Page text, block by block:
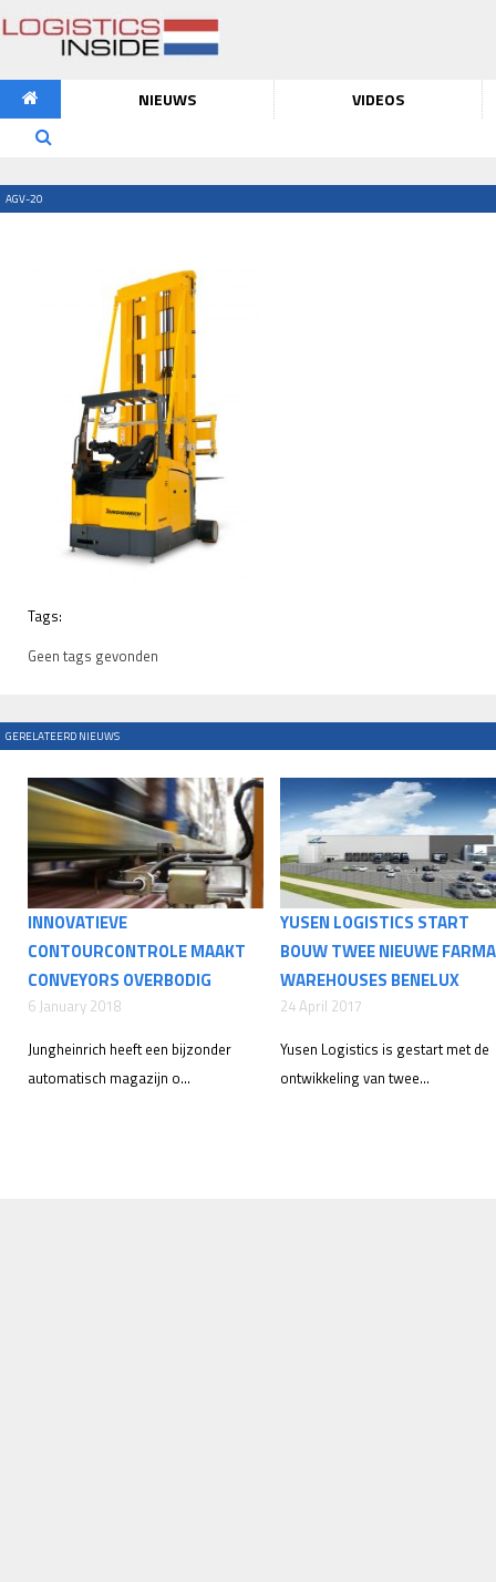
NIEUWS VIDEOS
AGV-20
Tags:
Geen tags gevonden
GERELATEERD NIEUWS
INNOVATIEVE
CONTOURCONTROLE MAAKT
CONVEYORS OVERBODIG
6 January 2018
Jungheinrich heeft een bijzonder
automatisch magazijn o...
YUSEN LOGISTICS START
BOUW TWEE NIEUWE FARMA
WAREHOUSES BENELUX
24 April 2017
Yusen Logistics is gestart met de
ontwikkeling van twee...